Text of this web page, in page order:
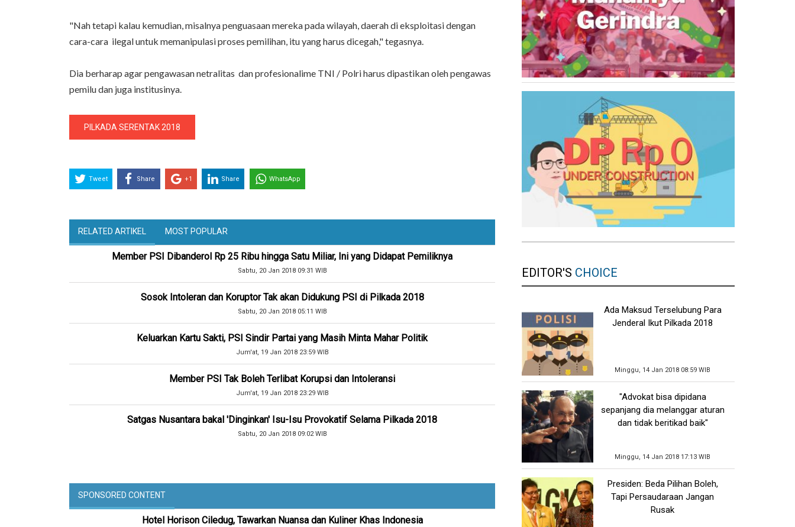
"Nah tetapi kalau kemudian, misalnya penguasaan mereka pada wilayah, daerah di eksploitasi dengan
cara-cara ilegal untuk memanipulasi proses pemilihan, itu yang harus dicegah," tegasnya.
Dia berharap agar pengawasan netralitas dan profesionalime TNI / Polri harus dipastikan oleh pengawas
pemilu dan juga institusinya.
PILKADA SERENTAK 2018
Tweet Share +1 Share WhatsApp
RELATED ARTIKEL MOST POPULAR
Member PSI Dibanderol Rp 25 Ribu hingga Satu Miliar, Ini yang Didapat Pemiliknya
Sabtu, 20 Jan 2018 09:31 WIB
Sosok Intoleran dan Koruptor Tak akan Didukung PSI di Pilkada 2018
Sabtu, 20 Jan 2018 05:11 WIB
Keluarkan Kartu Sakti, PSI Sindir Partai yang Masih Minta Mahar Politik
Jum'at, 19 Jan 2018 23:59 WIB
Member PSI Tak Boleh Terlibat Korupsi dan Intoleransi
Jum'at, 19 Jan 2018 23:29 WIB
Satgas Nusantara bakal 'Dinginkan' Isu-Isu Provokatif Selama Pilkada 2018
Sabtu, 20 Jan 2018 09:02 WIB
SPONSORED CONTENT
Hotel Horison Ciledug, Tawarkan Nuansa dan Kuliner Khas Indonesia
EDITOR'S CHOICE
Ada Maksud Terselubung Para
Jenderal Ikut Pilkada 2018
Minggu, 14 Jan 2018 08:59 WIB
"Advokat bisa dipidana
sepanjang dia melanggar aturan
dan tidak beritikad baik"
Minggu, 14 Jan 2018 17:13 WIB
Presiden: Beda Pilihan Boleh,
Tapi Persaudaraan Jangan
Rusak